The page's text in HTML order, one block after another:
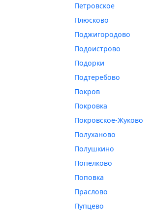
Петровское
Плюсково
Поджигородово
Подоистрово
Подорки
Подтеребово
Покров
Покровка
Покровское-Жуково
Полуханово
Полушкино
Попелково
Поповка
Праслово
Пупцево